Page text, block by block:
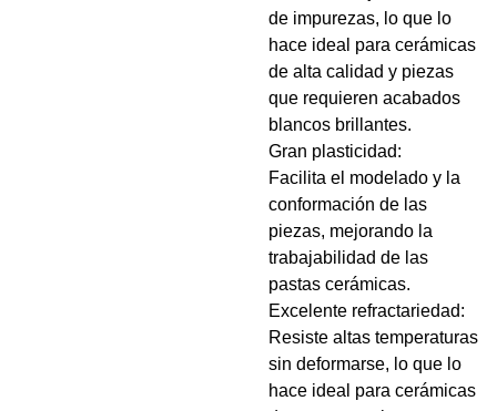
de impurezas, lo que lo
hace ideal para cerámicas
de alta calidad y piezas
que requieren acabados
blancos brillantes.
Gran plasticidad:
Facilita el modelado y la
conformación de las
piezas, mejorando la
trabajabilidad de las
pastas cerámicas.
Excelente refractariedad:
Resiste altas temperaturas
sin deformarse, lo que lo
hace ideal para cerámicas